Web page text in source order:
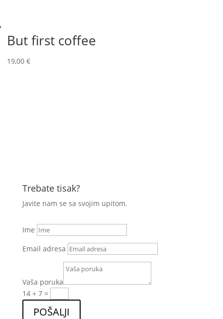
But first coffee
19,00 €
Trebate tisak?
Javite nam se sa svojim upitom.
Ime
Email adresa
Vaša poruka
14 + 7=
POŠALJI